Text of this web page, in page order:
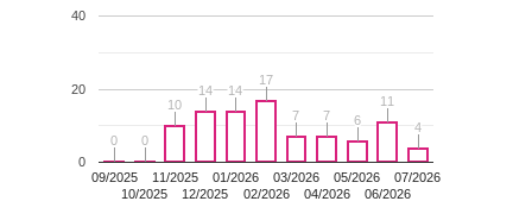
09/2025
10/2025
11/2025
12/2025
01/2026
02/2026
03/2026
04/2026
05/2026
06/2026
07/2026
0
20
40
0
0 0
0
10
10
14
14 14
14
17
17
7
7 7
7 6
6
11
11
4
4